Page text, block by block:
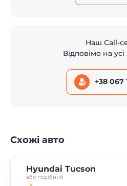
Наш Call-
Відповімо на
+38 067
Схожі авто
Hyundai Tucson
або подібний